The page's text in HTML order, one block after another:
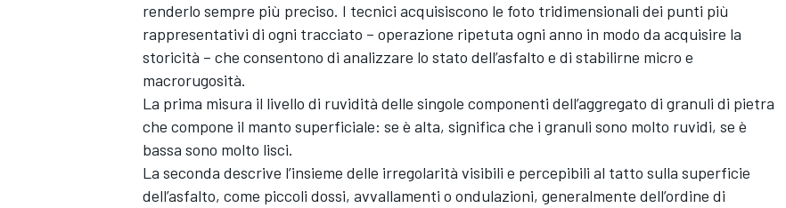
renderlo sempre più preciso. I tecnici acquisiscono le foto tridimensionali dei punti più
rappresentativi di ogni tracciato – operazione ripetuta ogni anno in modo da acquisire la
storicità – che consentono di analizzare lo stato dell’asfalto e di stabilirne micro e
macrorugosità.
La prima misura il livello di ruvidità delle singole componenti dell’aggregato di granuli di pietra
che compone il manto superficiale: se è alta, significa che i granuli sono molto ruvidi, se è
bassa sono molto lisci.
La seconda descrive l’insieme delle irregolarità visibili e percepibili al tatto sulla superficie
dell’asfalto, come piccoli dossi, avvallamenti o ondulazioni, generalmente dell’ordine di